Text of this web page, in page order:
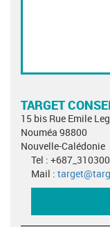
TARGET
15 bis Rue Emile
Nouméa 98800
Nouvelle-Calédonie
Tel :
Mail :